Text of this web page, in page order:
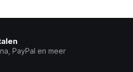
PayPal en meer